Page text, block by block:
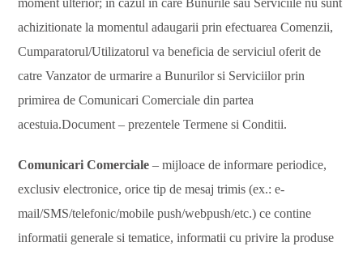
moment ulterior; in cazul in care Bunurile sau Serviciile nu sunt
achizitionate la momentul adaugarii prin efectuarea Comenzii,
Cumparatorul/Utilizatorul va beneficia de serviciul oferit de
catre Vanzator de urmarire a Bunurilor si Serviciilor prin
primirea de Comunicari Comerciale din partea
acestuia.Document – prezentele Termene si Conditii.
Comunicari Comerciale– mijloace de informare periodice,
exclusiv electronice, orice tip de mesaj trimis (ex.: e-
mail/SMS/telefonic/mobile push/webpush/etc.) ce contine
informatii generale si tematice, informatii cu privire la produse